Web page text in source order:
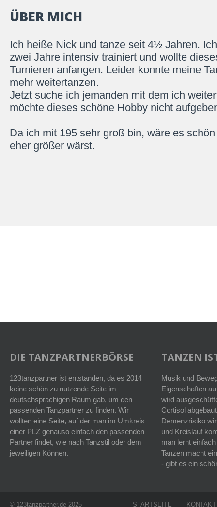
ÜBER MICH
Ich heiße Nick und tanze seit 4½ Jahren.
zwei Jahre intensiv trainiert und wollte
Turnieren anfangen. Leider konnte meine
mehr weitertanzen.
Jetzt suche ich jemanden mit dem ich
möchte dieses schöne Hobby nicht
Da ich mit 195 sehr groß bin, wäre es
eher größer wärst.
DIE TANZPARTNERBÖRSE
123tanzpartner ist entstanden, da es 2014
keine schön zu nutzende Seite im
deutschsprachigen Raum gab, um den
passenden Tanzpartner zu finden. Wir
wollten eine Seite, auf der man im Umkreis
einer PLZ genauso einfach den passenden
Partner findet, wie nach Tanzstil oder dem
jeweiligen Können.
TANZEN
Musik und
Eigenschaften
wird
Cortisol
Demenzrisiko
und Kreislauf
man lernt
Tanzen macht
- gibt es ein
© 123tanzpartner.de 2025 STARTSEITE